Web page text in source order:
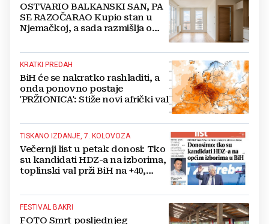
OSTVARIO BALKANSKI SAN, PA
SE RAZOČARAO Kupio stan u
Njemačkoj, a sada razmišlja o
KRATKI PREDAH
BiH će se nakratko rashladiti, a
onda ponovno postaje
'PRŽIONICA': Stiže novi afrički val
TISKANO IZDANJE, 7. KOLOVOZA
Večernji list u petak donosi: Tko
su kandidati HDZ-a na izborima,
toplinski val prži BiH na +40,
FESTIVAL BAKRI
FOTO Smrt posljednjeg